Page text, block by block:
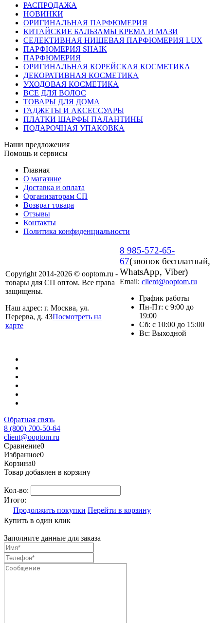
РАСПРОДАЖА
НОВИНКИ
ОРИГИНАЛЬНАЯ ПАРФЮМЕРИЯ
КИТАЙСКИЕ БАЛЬЗАМЫ КРЕМА И МАЗИ
СЕЛЕКТИВНАЯ НИШЕВАЯ ПАРФЮМЕРИЯ LUX
ПАРФЮМЕРИЯ SHAIK
ПАРФЮМЕРИЯ
ОРИГИНАЛЬНАЯ КОРЕЙСКАЯ КОСМЕТИКА
ДЕКОРАТИВНАЯ КОСМЕТИКА
УХОДОВАЯ КОСМЕТИКА
ВСЕ ДЛЯ ВОЛОС
ТОВАРЫ ДЛЯ ДОМА
ГАДЖЕТЫ И АКСЕССУАРЫ
ПЛАТКИ ШАРФЫ ПАЛАНТИНЫ
ПОДАРОЧНАЯ УПАКОВКА
Наши предложения
Помощь и сервисы
Главная
О магазине
Доставка и оплата
Организаторам СП
Возврат товара
Отзывы
Контакты
Политика конфиденциальности
Copyright 2014-2026 © ooptom.ru -
товары для СП оптом. Все права
защищены.
Наш адрес: г. Москва, ул.
Перерва, д. 43Посмотреть на
карте
8 985-572-65-
67(звонок бесплатный,
WhatsApp, Viber)
Email: client@ooptom.ru
График работы
Пн-Пт: с 9:00 до
19:00
Сб: с 10:00 до 15:00
Вс: Выходной
Обратная связь
8 (800) 700-50-64
client@ooptom.ru
Сравнение0
Избранное0
Корзина0
Товар добавлен в корзину
Кол-во:
Итого:
Продолжить покупки Перейти в корзину
Купить в один клик
Заполните данные для заказа